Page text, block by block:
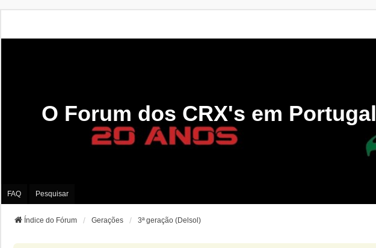
O Forum dos CRX's em Portugal
FAQ Pesquisar
Índice do Fórum Gerações 3ª geração (Delsol)